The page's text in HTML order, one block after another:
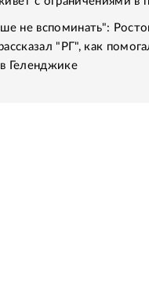
не вспоминать":
"РГ", как
Геленджике